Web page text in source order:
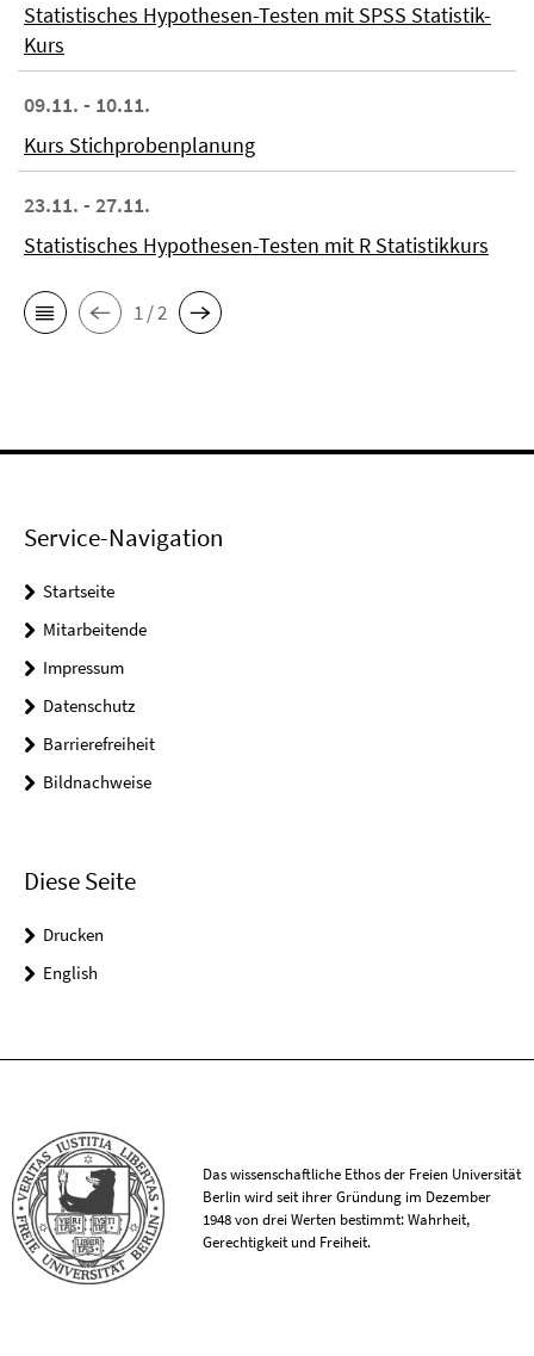
Statistisches Hypothesen-Testen mit SPSS Statistik-
Kurs
09.11. - 10.11.
Kurs Stichprobenplanung
23.11. - 27.11.
Statistisches Hypothesen-Testen mit R Statistikkurs
1 / 2
Service-Navigation
Startseite
Mitarbeitende
Impressum
Datenschutz
Barrierefreiheit
Bildnachweise
Diese Seite
Drucken
English
Das wissenschaftliche Ethos der Freien Universität
Berlin wird seit ihrer Gründung im Dezember
1948 von drei Werten bestimmt: Wahrheit,
Gerechtigkeit und Freiheit.